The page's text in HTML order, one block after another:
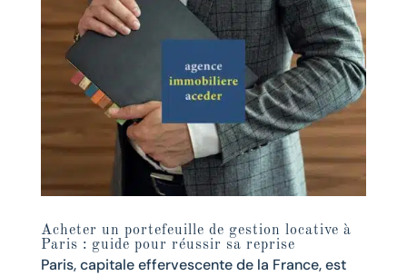
Acheter un portefeuille de gestion locative à
Paris : guide pour réussir sa reprise
Paris, capitale effervescente de la France, est